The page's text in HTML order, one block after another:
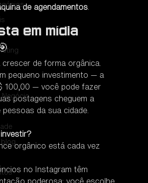
Negócio
blog
de agendamentos.
em mídia
crescer de forma orgânica.
pequeno investimento — a
100,00 — você pode fazer
postagens cheguem a
pessoas da sua cidade.
orgânico está cada vez
no Instagram têm
poderosa: você escolhe